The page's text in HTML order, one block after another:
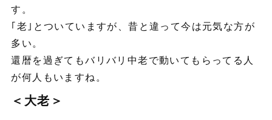
す。
｢老｣とついていますが、昔と違って今は元気な方が
多い。
還暦を過ぎてもバリバリ中老で動いてもらってる人
が何人もいますね。
＜大老＞